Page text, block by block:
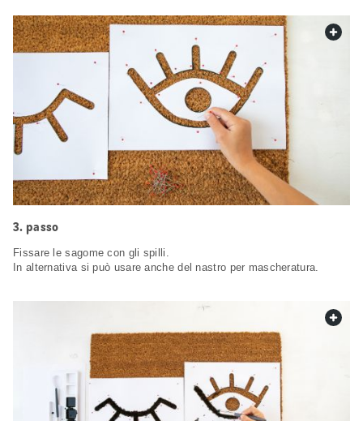
passo
Fissare le sagome con gli spilli.
In alternativa si può usare anche del nastro per mascheratura.